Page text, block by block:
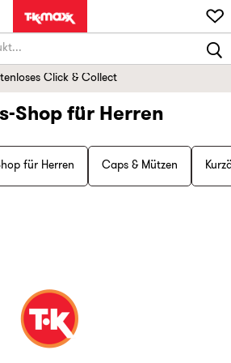
Click & Collect
Shop für Herren
für Herren Caps & Mützen